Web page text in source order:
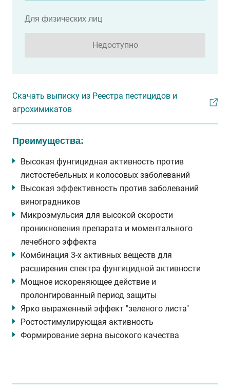
Для физических лиц
Недоступно
Скачать выписку из Реестра пестицидов и
агрохимикатов
Преимущества:
Высокая фунгицидная активность против
листостебельных и колосовых заболеваний
Высокая эффективность против заболеваний
виноградников
Микроэмульсия для высокой скорости
проникновения препарата и моментального
лечебного эффекта
Комбинация 3-х активных веществ для
расширения спектра фунгицидной активности
Мощное искореняющее действие и
пролонгированный период защиты
Ярко выраженный эффект "зеленого листа"
Ростостимулирующая активность
Формирование зерна высокого качества